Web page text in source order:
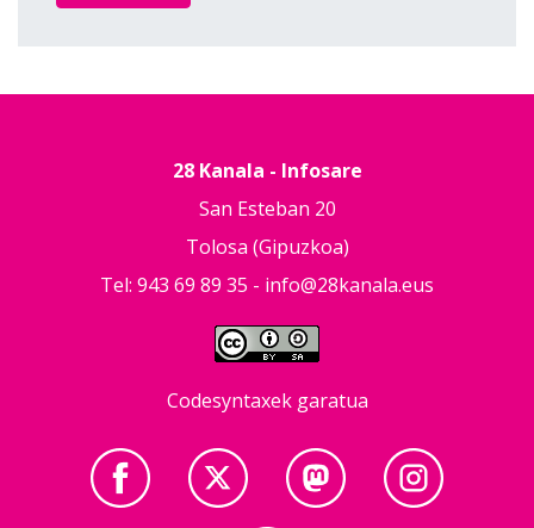
28 Kanala - Infosare
San Esteban 20
Tolosa (Gipuzkoa)
Tel: 943 69 89 35 - info@28kanala.eus
Codesyntaxek garatua